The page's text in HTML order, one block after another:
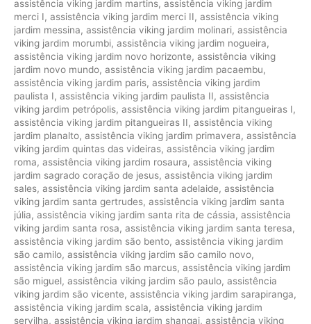
assistência viking jardim martins, assistência viking jardim
merci I, assistência viking jardim merci II, assistência viking
jardim messina, assistência viking jardim molinari, assistência
viking jardim morumbi, assistência viking jardim nogueira,
assistência viking jardim novo horizonte, assistência viking
jardim novo mundo, assistência viking jardim pacaembu,
assistência viking jardim paris, assistência viking jardim
paulista I, assistência viking jardim paulista II, assistência
viking jardim petrópolis, assistência viking jardim pitangueiras I,
assistência viking jardim pitangueiras II, assistência viking
jardim planalto, assistência viking jardim primavera, assistência
viking jardim quintas das videiras, assistência viking jardim
roma, assistência viking jardim rosaura, assistência viking
jardim sagrado coração de jesus, assistência viking jardim
sales, assistência viking jardim santa adelaide, assistência
viking jardim santa gertrudes, assistência viking jardim santa
júlia, assistência viking jardim santa rita de cássia, assistência
viking jardim santa rosa, assistência viking jardim santa teresa,
assistência viking jardim são bento, assistência viking jardim
são camilo, assistência viking jardim são camilo novo,
assistência viking jardim são marcus, assistência viking jardim
são miguel, assistência viking jardim são paulo, assistência
viking jardim são vicente, assistência viking jardim sarapiranga,
assistência viking jardim scala, assistência viking jardim
servilha, assistência viking jardim shangai, assistência viking